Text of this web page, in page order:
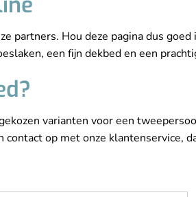
Hou deze pagina dus
een fijn dekbed en een
varianten voor een
op met onze klantenservice,